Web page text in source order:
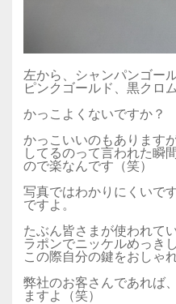
左から、シャンパンゴー
ピンクゴールド、黒クロ
かっこよくないですか？
かっこいいのもあります
してるのって言われた瞬
ので楽なんです（笑）
写真ではわかりにくいで
ですよ。
たぶん皆さまが使われて
ラポンでニッケルめっき
この際自分の鍵をおしゃ
弊社のお客さんであれば
ますよ（笑）